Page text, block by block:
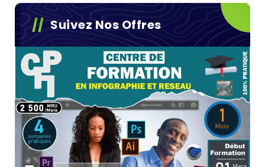
Suivez Nos Offres